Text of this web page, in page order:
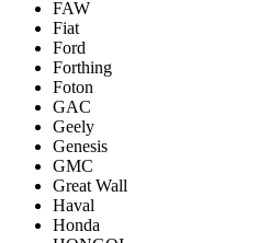
FAW
Fiat
Ford
Forthing
Foton
GAC
Geely
Genesis
GMC
Great Wall
Haval
Honda